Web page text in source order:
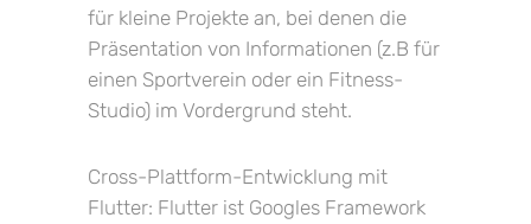
für kleine Projekte an, bei denen die
Präsentation von Informationen (z.B für
einen Sportverein oder ein Fitness-
Studio) im Vordergrund steht.
Cross-Plattform-Entwicklung mit
Flutter: Flutter ist Googles Framework